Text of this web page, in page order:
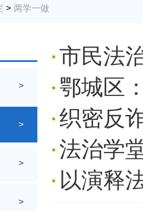
> 两学一做
>
>
>
>
市民法
鄂城区
织密反
法治学
以演释